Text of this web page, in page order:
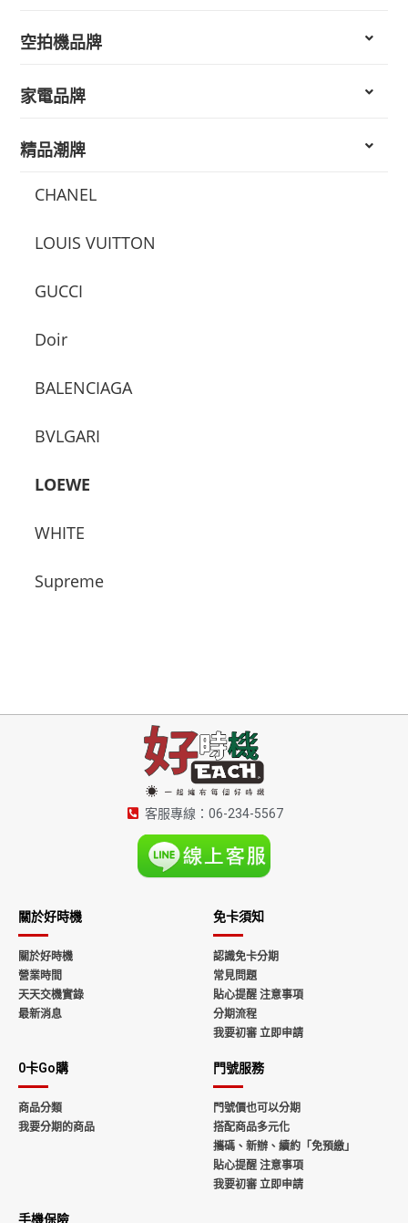
空拍機品牌
家電品牌
精品潮牌
CHANEL
LOUIS VUITTON
GUCCI
Doir
BALENCIAGA
BVLGARI
LOEWE
WHITE
Supreme
客服專線：06-234-5567
關於好時機
關於好時機
營業時間
天天交機實錄
最新消息
免卡須知
認識免卡分期
常見問題
貼心提醒 注意事項
分期流程
我要初審 立即申請
0卡Go購
商品分類
我要分期的商品
門號服務
門號價也可以分期
搭配商品多元化
攜碼、新辦、續約「免預繳」
貼心提醒 注意事項
我要初審 立即申請
手機保險